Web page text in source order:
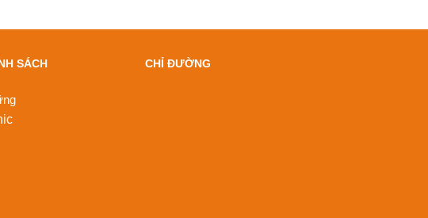
SÁCH CHỈ ĐƯỜNG